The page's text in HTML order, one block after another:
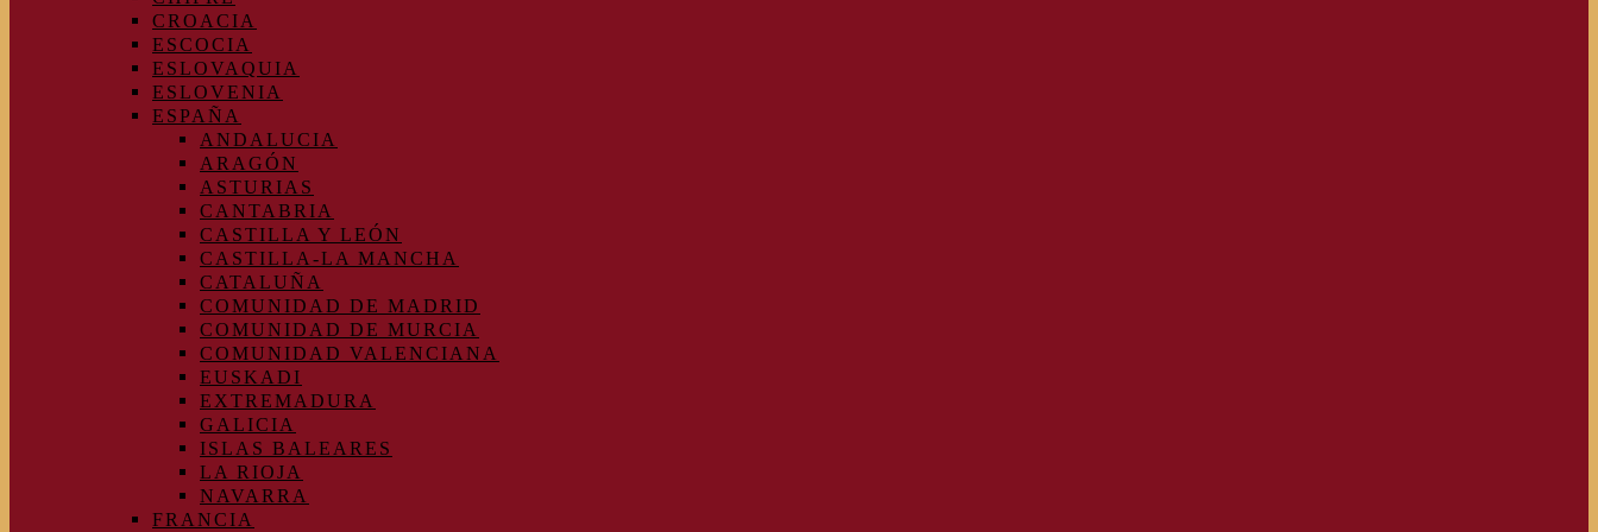
CROACIA
ESCOCIA
ESLOVAQUIA
ESLOVENIA
ESPAÑA
ANDALUCIA
ARAGÓN
ASTURIAS
CANTABRIA
CASTILLA Y LEÓN
CASTILLA-LA MANCHA
CATALUÑA
COMUNIDAD DE MADRID
COMUNIDAD DE MURCIA
COMUNIDAD VALENCIANA
EUSKADI
EXTREMADURA
GALICIA
ISLAS BALEARES
LA RIOJA
NAVARRA
FRANCIA